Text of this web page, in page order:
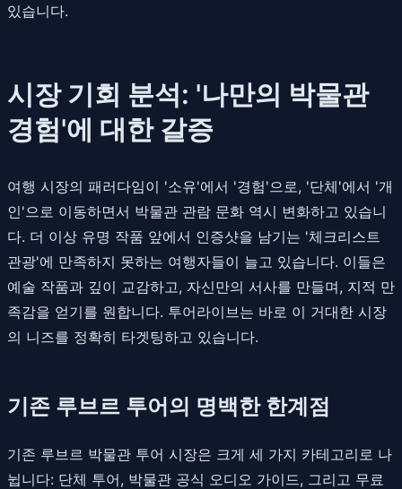
있습니다.
시장 기회 분석: '나만의 박물관
경험'에 대한 갈증
여행 시장의 패러다임이 '소유'에서 '경험'으로, '단체'에서 '개
인'으로 이동하면서 박물관 관람 문화 역시 변화하고 있습니
다. 더 이상 유명 작품 앞에서 인증샷을 남기는 '체크리스트
관광'에 만족하지 못하는 여행자들이 늘고 있습니다. 이들은
예술 작품과 깊이 교감하고, 자신만의 서사를 만들며, 지적 만
족감을 얻기를 원합니다. 투어라이브는 바로 이 거대한 시장
의 니즈를 정확히 타겟팅하고 있습니다.
기존 루브르 투어의 명백한 한계점
기존 루브르 박물관 투어 시장은 크게 세 가지 카테고리로 나
뉩니다: 단체 투어, 박물관 공식 오디오 가이드, 그리고 무료